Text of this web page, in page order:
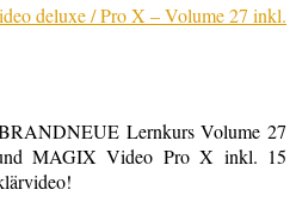
Lernkurs Volume 27
MAGIX Video Pro X inkl. 15